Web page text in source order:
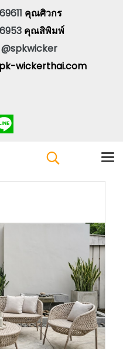
คุณศิวกร
คุณสิพิมพ์
@spkwicker
wickerthai.com